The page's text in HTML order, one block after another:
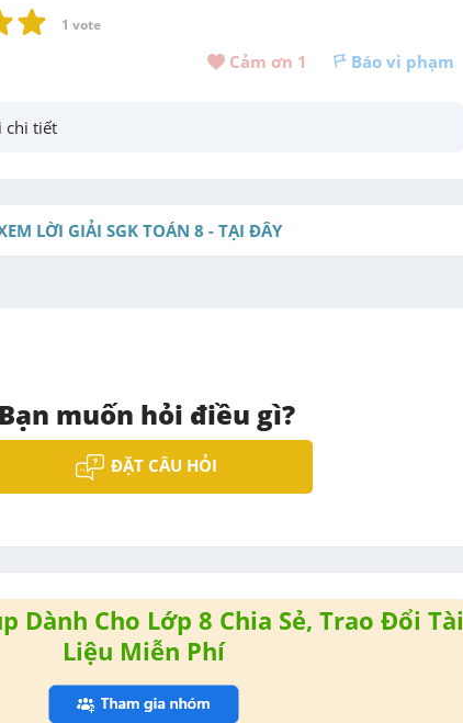
1 vote
Cảm ơn 1 Báo vi phạm
chi tiết
LỜI GIẢI SGK TOÁN 8 - TẠI ĐÂY
Bạn muốn hỏi điều gì?
ĐẶT CÂU HỎI
Dành Cho Lớp 8 Chia Sẻ, Trao Đổi Tài
Liệu Miễn Phí